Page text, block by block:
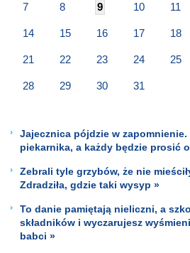
7 8 9 10 11
14 15 16 17 18
21 22 23 24 25
28 29 30 31
Jajecznica pójdzie w
piekarnika, a każdy będzie prosić
Zebrali tyle grzybów, że nie
Zdradziła, gdzie taki wysyp »
To danie pamiętają nieliczni, a
składników i wyczarujesz
babci »